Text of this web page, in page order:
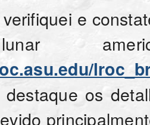
e
destaque os